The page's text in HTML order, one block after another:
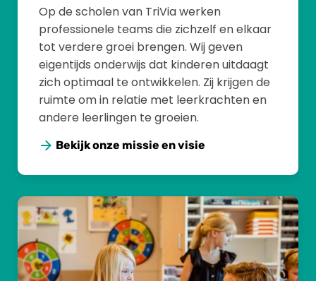
Op de scholen van TriVia werken
professionele teams die zichzelf en elkaar
tot verdere groei brengen. Wij geven
eigentijds onderwijs dat kinderen uitdaagt
zich optimaal te ontwikkelen. Zij krijgen de
ruimte om in relatie met leerkrachten en
andere leerlingen te groeien.
Bekijk onze missie en visie